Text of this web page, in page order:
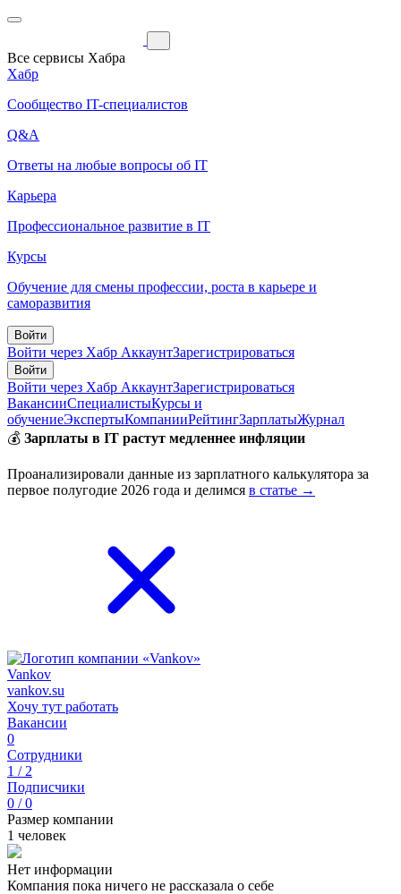
Все сервисы Хабра
Хабр
Сообщество IT-специалистов
Q&A
Ответы на любые вопросы об IT
Карьера
Профессиональное развитие в IT
Курсы
Обучение для смены профессии, роста в карьере и
саморазвития
Войти
Войти через Хабр АккаунтЗарегистрироваться
Войти
Войти через Хабр АккаунтЗарегистрироваться
ВакансииСпециалистыКурсы и
обучениеЭкспертыКомпанииРейтингЗарплатыЖурнал
💰 Зарплаты в IT растут медленнее инфляции
Проанализировали данные из зарплатного калькулятора за
первое полугодие 2026 года и делимся в статье →
Vankov
vankov.su
Хочу тут работать
Вакансии
0
Сотрудники
1 / 2
Подписчики
0 / 0
Размер компании
1 человек
Нет информации
Компания пока ничего не рассказала о себе